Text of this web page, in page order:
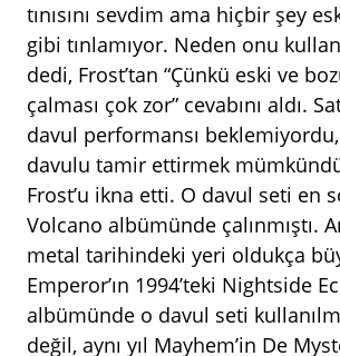
tınısını sevdim ama hiçbir şey
gibi tınlamıyor. Neden onu
dedi, Frost’tan “Çünkü eski ve
çalması çok zor” cevabını aldı.
davul performansı
davulu tamir ettirmek
Frost’u ikna etti. O davul seti en
Volcano albümünde çalınmıştı.
metal tarihindeki yeri oldukça
Emperor’ın 1994’teki Nightside
albümünde o davul seti
değil, aynı yıl Mayhem’in De